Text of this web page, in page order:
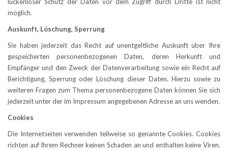
möglich.
Auskunft, Löschung, Sperrung
Sie haben jederzeit das Recht auf unentgeltliche Auskunft über Ihre
gespeicherten personenbezogenen Daten, deren Herkunft und
Empfänger und den Zweck der Datenverarbeitung sowie ein Recht auf
Berichtigung, Sperrung oder Löschung dieser Daten. Hierzu sowie zu
weiteren Fragen zum Thema personenbezogene Daten können Sie sich
jederzeit unter der im Impressum angegebenen Adresse an uns wenden.
Cookies
Die Internetseiten verwenden teilweise so genannte Cookies. Cookies
richten auf Ihrem Rechner keinen Schaden an und enthalten keine Viren.